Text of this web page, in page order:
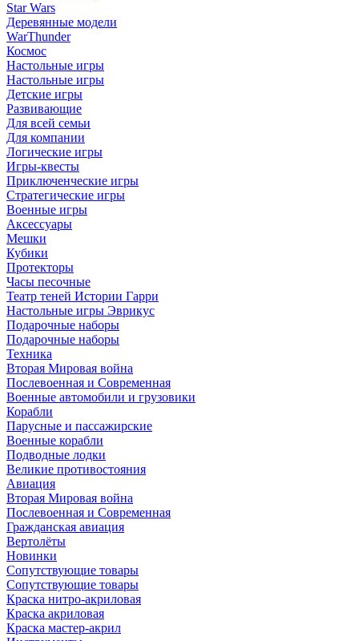
Star Wars
Деревянные модели
WarThunder
Космос
Настольные игры
Настольные игры
Детские игры
Развивающие
Для всей семьи
Для компании
Логические игры
Игры-квесты
Приключенческие игры
Стратегические игры
Военные игры
Аксессуары
Мешки
Кубики
Протекторы
Часы песочные
Театр теней Истории Гарри
Настольные игры Эврикус
Подарочные наборы
Подарочные наборы
Техника
Вторая Мировая война
Послевоенная и Современная
Военные автомобили и грузовики
Корабли
Парусные и пассажирские
Военные корабли
Подводные лодки
Великие противостояния
Авиация
Вторая Мировая война
Послевоенная и Современная
Гражданская авиация
Вертолёты
Новинки
Сопутствующие товары
Сопутствующие товары
Краска нитро-акриловая
Краска акриловая
Краска мастер-акрил